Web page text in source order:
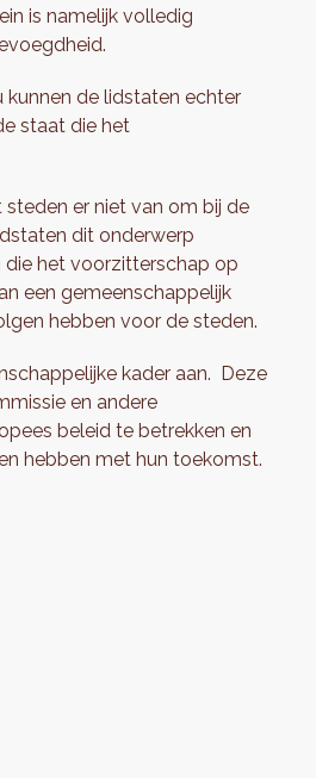
is namelijk volledig
kunnen de lidstaten echter
staat die het
er niet van om bij de
dit onderwerp
het voorzitterschap op
een gemeenschappelijk
hebben voor de steden.
kader aan. Deze
en andere
beleid te betrekken en
hebben met hun toekomst.